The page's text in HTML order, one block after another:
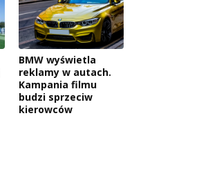
BMW wyświetla
reklamy w autach.
Kampania filmu
budzi sprzeciw
kierowców